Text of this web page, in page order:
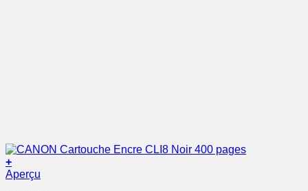
+
Aperçu